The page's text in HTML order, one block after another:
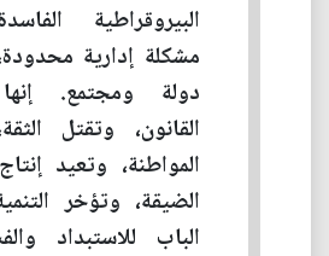
البيروقراطية
مشكلة إدارية
دولة ومجتمع.
القانون، وتقتل
المواطنة، وتعيد
الضيقة، وتؤخر
الباب للاستبداد